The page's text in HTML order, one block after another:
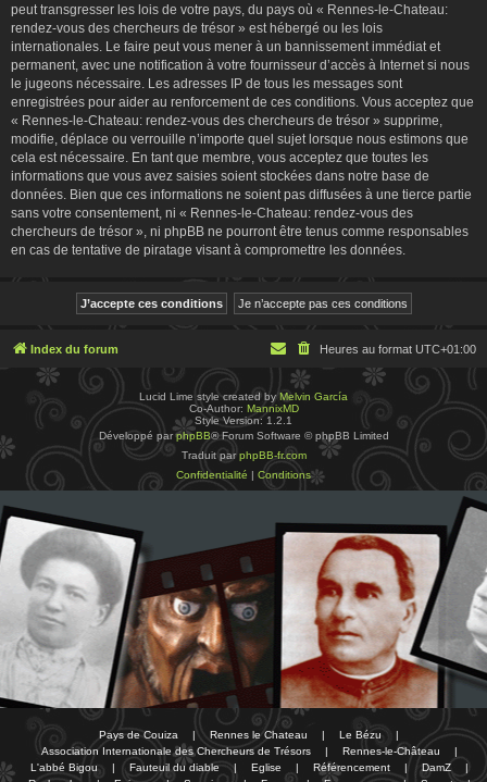
peut transgresser les lois de votre pays, du pays où « Rennes-le-Chateau:
rendez-vous des chercheurs de trésor » est hébergé ou les lois
internationales. Le faire peut vous mener à un bannissement immédiat et
permanent, avec une notification à votre fournisseur d’accès à Internet si nous
le jugeons nécessaire. Les adresses IP de tous les messages sont
enregistrées pour aider au renforcement de ces conditions. Vous acceptez que
« Rennes-le-Chateau: rendez-vous des chercheurs de trésor » supprime,
modifie, déplace ou verrouille n’importe quel sujet lorsque nous estimons que
cela est nécessaire. En tant que membre, vous acceptez que toutes les
informations que vous avez saisies soient stockées dans notre base de
données. Bien que ces informations ne soient pas diffusées à une tierce partie
sans votre consentement, ni « Rennes-le-Chateau: rendez-vous des
chercheurs de trésor », ni phpBB ne pourront être tenus comme responsables
en cas de tentative de piratage visant à compromettre les données.
Index du forum Heures au format UTC+01:00
Lucid Lime style created byMelvin García
Co-Author: MannixMD
Style Version: 1.2.1
Développé parphpBB® Forum Software © phpBB Limited
Traduit parphpBB-fr.com
Confidentialité | Conditions
Pays de Couiza | Rennes le Chateau | Le Bézu
|
Association Internationale des Chercheurs de Trésors
| Rennes-le-Château
|
L'abbé Bigou
| Fauteuil du diable | Eglise | Référencement | DamZ
|